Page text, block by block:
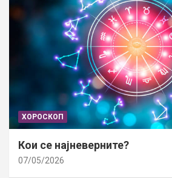
ХОРОСКОП
Кои се најневерните?
07/05/2026